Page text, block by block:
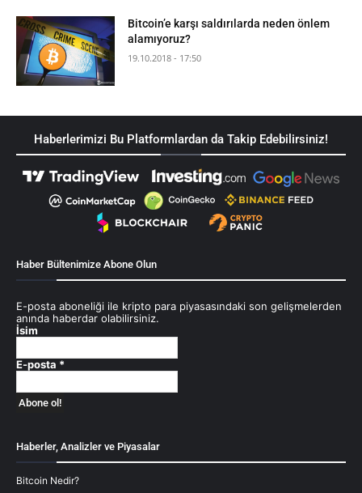
Bitcoin’e karşı saldırılarda neden önlem
alamıyoruz?
19.10.2018 - 17:50
Haberlerimizi Bu Platformlardan da Takip Edebilirsiniz!
Haber Bültenimize Abone Olun
E-posta aboneliği ile kripto para piyasasındaki son gelişmelerden
anında haberdar olabilirsiniz.
İsim
E-posta *
Haberler, Analizler ve Piyasalar
Bitcoin Nedir?